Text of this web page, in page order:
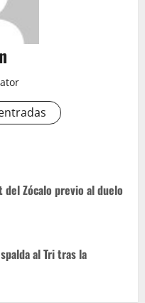
del Zócalo previo al duelo
al Tri tras la